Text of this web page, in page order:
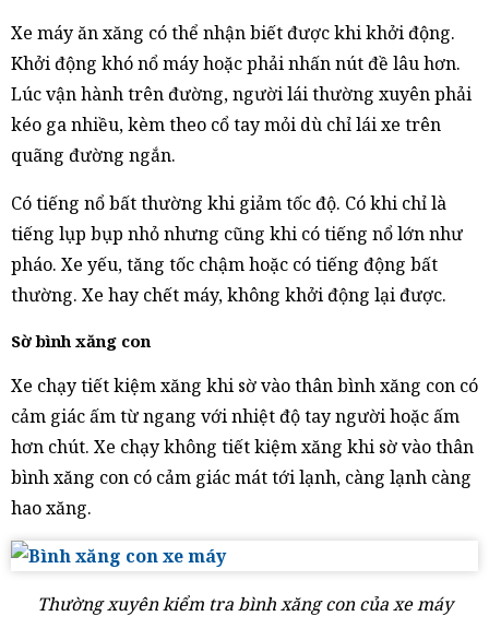
Xe máy ăn xăng có thể nhận biết được khi khởi động.
Khởi động khó nổ máy hoặc phải nhấn nút đề lâu hơn.
Lúc vận hành trên đường, người lái thường xuyên phải
kéo ga nhiều, kèm theo cổ tay mỏi dù chỉ lái xe trên
quãng đường ngắn.
Có tiếng nổ bất thường khi giảm tốc độ. Có khi chỉ là
tiếng lụp bụp nhỏ nhưng cũng khi có tiếng nổ lớn như
pháo. Xe yếu, tăng tốc chậm hoặc có tiếng động bất
thường. Xe hay chết máy, không khởi động lại được.
Sờ bình xăng con
Xe chạy tiết kiệm xăng khi sờ vào thân bình xăng con có
cảm giác ấm từ ngang với nhiệt độ tay người hoặc ấm
hơn chút. Xe chạy không tiết kiệm xăng khi sờ vào thân
bình xăng con có cảm giác mát tới lạnh, càng lạnh càng
hao xăng.
Thường xuyên kiểm tra bình xăng con của xe máy